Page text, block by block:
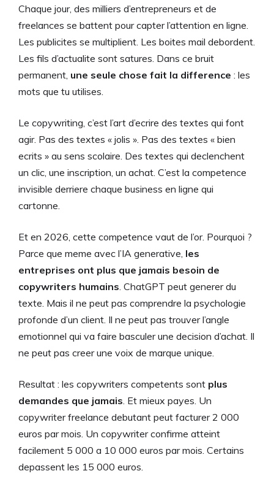
Chaque jour, des milliers d’entrepreneurs et de
freelances se battent pour capter l’attention en ligne.
Les publicites se multiplient. Les boites mail debordent.
Les fils d’actualite sont satures. Dans ce bruit
permanent, une seule chose fait la difference : les
mots que tu utilises.
Le copywriting, c’est l’art d’ecrire des textes qui font
agir. Pas des textes « jolis ». Pas des textes « bien
ecrits » au sens scolaire. Des textes qui declenchent
un clic, une inscription, un achat. C’est la competence
invisible derriere chaque business en ligne qui
cartonne.
Et en 2026, cette competence vaut de l’or. Pourquoi ?
Parce que meme avec l’IA generative, les
entreprises ont plus que jamais besoin de
copywriters humains . ChatGPT peut generer du
texte. Mais il ne peut pas comprendre la psychologie
profonde d’un client. Il ne peut pas trouver l’angle
emotionnel qui va faire basculer une decision d’achat. Il
ne peut pas creer une voix de marque unique.
Resultat : les copywriters competents sont plus
demandes que jamais . Et mieux payes. Un
copywriter freelance debutant peut facturer 2 000
euros par mois. Un copywriter confirme atteint
facilement 5 000 a 10 000 euros par mois. Certains
depassent les 15 000 euros.